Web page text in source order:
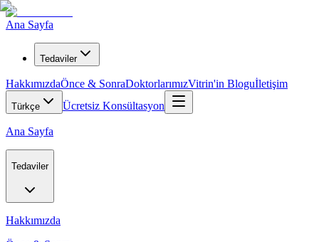
Ana Sayfa
Tedaviler
HakkımızdaÖnce & SonraDoktorlarımızVitrin'in Bloguİletişim
Türkçe Ücretsiz Konsültasyon
Ana Sayfa
Tedaviler
Hakkımızda